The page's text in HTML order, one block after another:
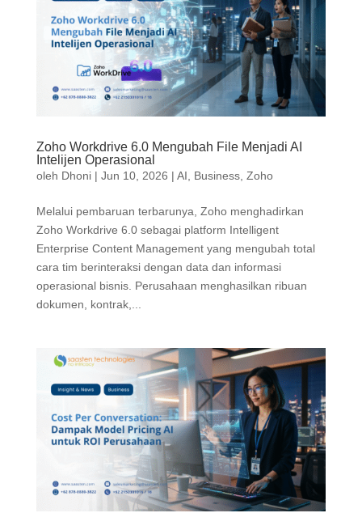
Zoho Workdrive 6.0 Mengubah File Menjadi AI
Intelijen Operasional
oleh Dhoni| Jun 10, 2026 | AI Business, Zoho
Melalui pembaruan terbarunya, Zoho menghadirkan
Zoho Workdrive 6.0 sebagai platform Intelligent
Enterprise Content Management yang mengubah total
cara tim berinteraksi dengan data dan informasi
operasional bisnis. Perusahaan menghasilkan ribuan
dokumen, kontrak,...